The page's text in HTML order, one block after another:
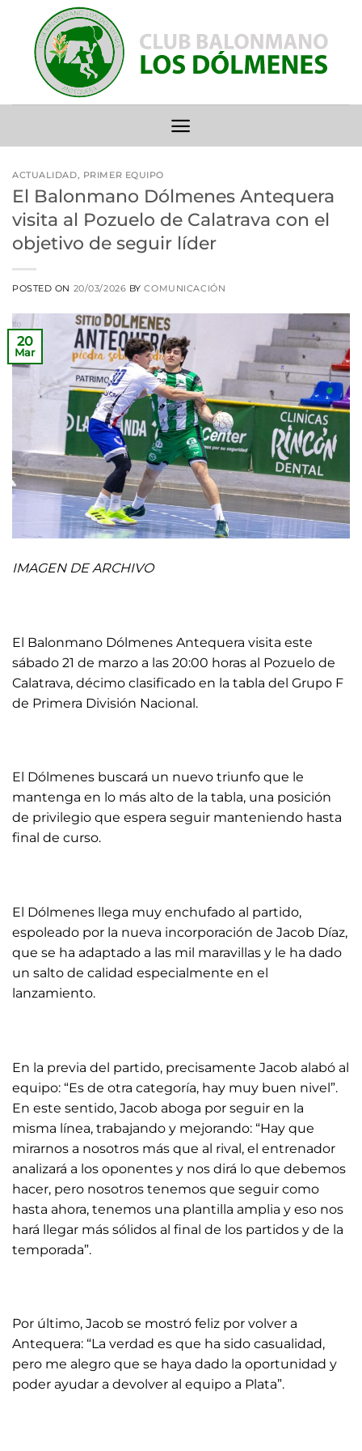
contenido
ACTUALIDAD, PRIMER EQUIPO
El Balonmano Dólmenes Antequera
visita al Pozuelo de Calatrava con el
objetivo de seguir líder
POSTED ON 20/03/2026 BYCOMUNICACIÓN
20
Mar
IMAGEN DE ARCHIVO
El Balonmano Dólmenes Antequera visita este
sábado 21 de marzo a las 20:00 horas al Pozuelo de
Calatrava, décimo clasificado en la tabla del Grupo F
de Primera División Nacional.
El Dólmenes buscará un nuevo triunfo que le
mantenga en lo más alto de la tabla, una posición
de privilegio que espera seguir manteniendo hasta
final de curso.
El Dólmenes llega muy enchufado al partido,
espoleado por la nueva incorporación de Jacob Díaz,
que se ha adaptado a las mil maravillas y le ha dado
un salto de calidad especialmente en el
lanzamiento.
En la previa del partido, precisamente Jacob alabó al
equipo: “Es de otra categoría, hay muy buen nivel”.
En este sentido, Jacob aboga por seguir en la
misma línea, trabajando y mejorando: “Hay que
mirarnos a nosotros más que al rival, el entrenador
analizará a los oponentes y nos dirá lo que debemos
hacer, pero nosotros tenemos que seguir como
hasta ahora, tenemos una plantilla amplia y eso nos
hará llegar más sólidos al final de los partidos y de la
temporada”.
Por último, Jacob se mostró feliz por volver a
Antequera: “La verdad es que ha sido casualidad,
pero me alegro que se haya dado la oportunidad y
poder ayudar a devolver al equipo a Plata”.